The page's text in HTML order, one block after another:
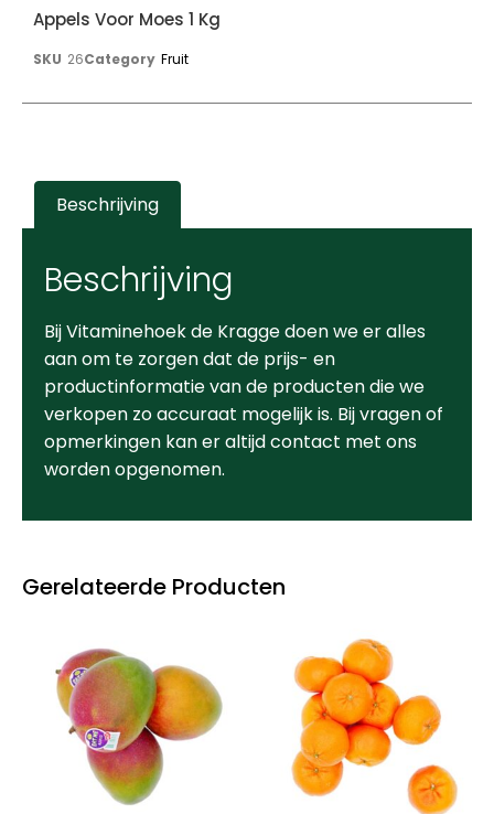
Gerelateerde Producten
Appels Voor Moes 1 Kg
SKU 26Category Fruit
Beschrijving
Beschrijving
Bij Vitaminehoek de Kragge doen we er alles
aan om te zorgen dat de prijs- en
productinformatie van de producten die we
verkopen zo accuraat mogelijk is. Bij vragen of
opmerkingen kan er altijd contact met ons
worden opgenomen.